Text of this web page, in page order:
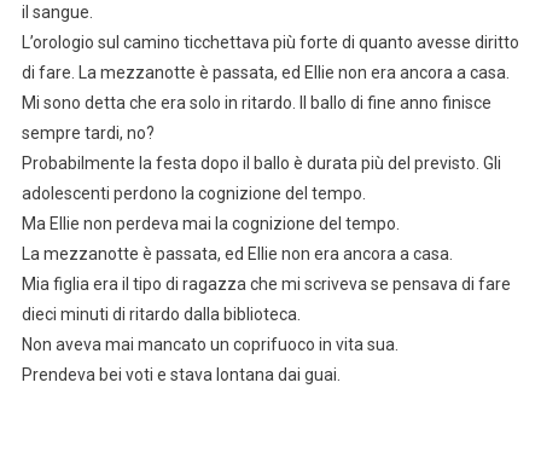
il sangue.
L’orologio sul camino ticchettava più forte di quanto avesse diritto
di fare. La mezzanotte è passata, ed Ellie non era ancora a casa.
Mi sono detta che era solo in ritardo. Il ballo di fine anno finisce
sempre tardi, no?
Probabilmente la festa dopo il ballo è durata più del previsto. Gli
adolescenti perdono la cognizione del tempo.
Ma Ellie non perdeva mai la cognizione del tempo.
La mezzanotte è passata, ed Ellie non era ancora a casa.
Mia figlia era il tipo di ragazza che mi scriveva se pensava di fare
dieci minuti di ritardo dalla biblioteca.
Non aveva mai mancato un coprifuoco in vita sua.
Prendeva bei voti e stava lontana dai guai.